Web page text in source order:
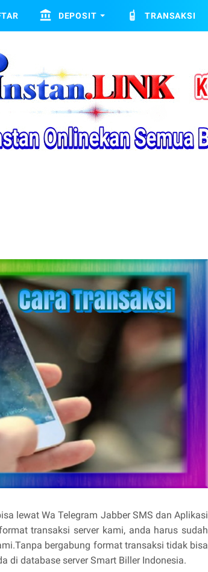
DEPOSIT TRANSAKSI
lewat Wa Telegram Jabber SMS dan Aplikasi
transaksi server kami, anda harus sudah
bergabung format transaksi tidak bisa
di database server Smart Biller Indonesia.